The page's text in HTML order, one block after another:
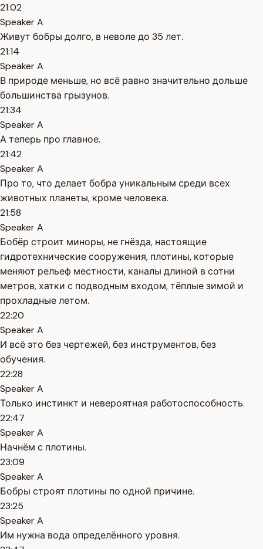
21:02
Speaker A
Живут бобры долго, в неволе до 35 лет.
21:14
Speaker A
В природе меньше, но всё равно значительно дольше
большинства грызунов.
21:34
Speaker A
А теперь про главное.
21:42
Speaker A
Про то, что делает бобра уникальным среди всех
животных планеты, кроме человека.
21:58
Speaker A
Бобёр строит миноры, не гнёзда, настоящие
гидротехнические сооружения, плотины, которые
меняют рельеф местности, каналы длиной в сотни
метров, хатки с подводным входом, тёплые зимой и
прохладные летом.
22:20
Speaker A
И всё это без чертежей, без инструментов, без
обучения.
22:28
Speaker A
Только инстинкт и невероятная работоспособность.
22:47
Speaker A
Начнём с плотины.
23:09
Speaker A
Бобры строят плотины по одной причине.
23:25
Speaker A
Им нужна вода определённого уровня.